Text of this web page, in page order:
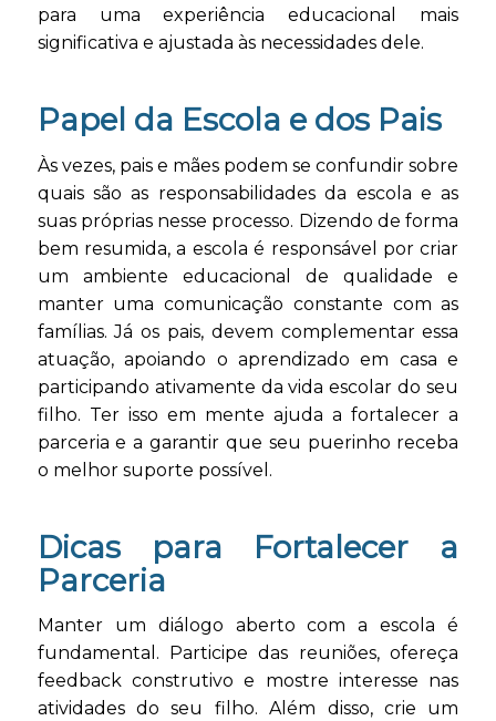
para uma experiência educacional mais
significativa e ajustada às necessidades dele.
Papel da Escola e dos Pais
Às vezes, pais e mães podem se confundir sobre
quais são as responsabilidades da escola e as
suas próprias nesse processo. Dizendo de forma
bem resumida, a escola é responsável por criar
um ambiente educacional de qualidade e
manter uma comunicação constante com as
famílias. Já os pais, devem complementar essa
atuação, apoiando o aprendizado em casa e
participando ativamente da vida escolar do seu
filho. Ter isso em mente ajuda a fortalecer a
parceria e a garantir que seu puerinho receba
o melhor suporte possível.
Dicas para Fortalecer a
Parceria
Manter um diálogo aberto com a escola é
fundamental. Participe das reuniões, ofereça
feedback construtivo e mostre interesse nas
atividades do seu filho. Além disso, crie um